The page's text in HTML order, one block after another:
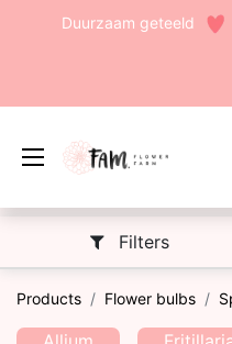
Duurzaam geteeld
Edit widget
Filters
Products Flower bulbs